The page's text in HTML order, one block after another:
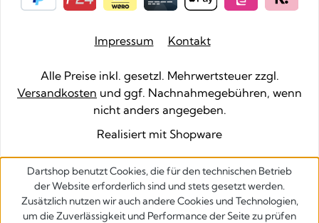
Impressum Kontakt
Alle Preise inkl. gesetzl. Mehrwertsteuer zzgl.
Versandkosten und ggf. Nachnahmegebühren, wenn
nicht anders angegeben.
Realisiert mit Shopware
Dartshop benutzt Cookies, die für den technischen Betrieb
der Website erforderlich sind und stets gesetzt werden.
Zusätzlich nutzen wir auch andere Cookies und Technologien,
um die Zuverlässigkeit und Performance der Seite zu prüfen